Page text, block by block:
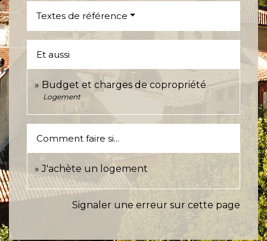
Textes de référence
Et aussi
Budget et charges de copropriété
Logement
Comment faire si...
J'achète un logement
Signaler une erreur sur cette page